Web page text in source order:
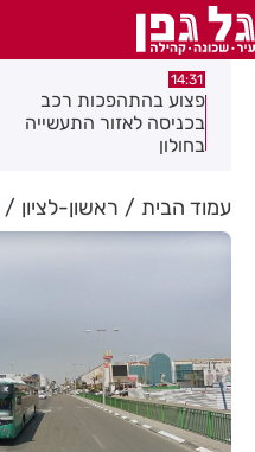
14:31
פצוע בהתהפכות רכב
בכניסה לאזור התעשייה
בחולון
עמוד הבית ראשון-לציון